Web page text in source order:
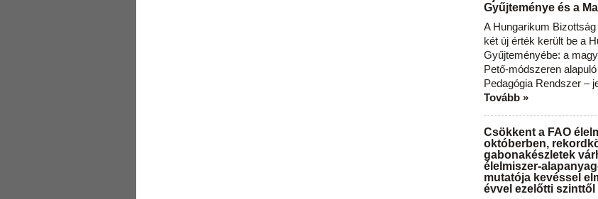
Gyűjteménye és a
A Hungarikum
két új érték került be a
Gyűjteményébe: a
Pető-módszeren
Pedagógia Rendszer –
Tovább »
Csökkent a FAO
októberben,
gabonakészletek
élelmiszer-
mutatója kevéssel
évvel ezelőtti szinttől